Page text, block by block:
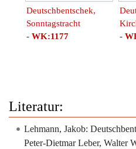
Deutschbentschek,
Sonntagstracht
- WK:1177
-
Literatur:
Lehmann, Jakob:
Peter-Dietmar Leber, Walter